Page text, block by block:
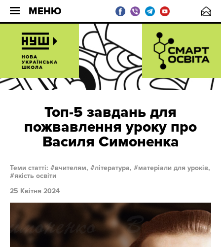
МЕНЮ
Топ-5 завдань для
пожвавлення уроку про
Василя Симоненка
Теми статті: вчителям, література,
матеріали для уроків,
якість освіти
25 Квітня 2024